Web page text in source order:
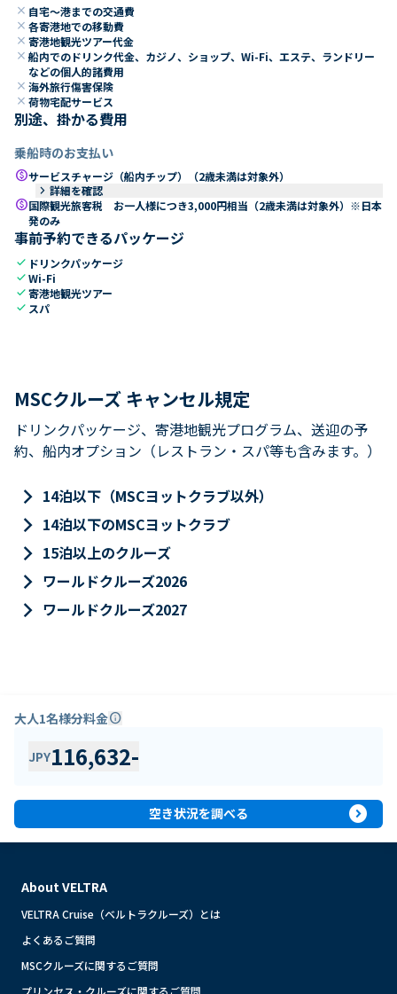
close 自宅～港までの交通費
close 各寄港地での移動費
close 寄港地観光ツアー代金
close 船内でのドリンク代金、カジノ、ショップ、Wi-Fi、エステ、ランドリー
などの個人的諸費用
close 海外旅行傷害保険
close 荷物宅配サービス
別途、掛かる費用
乗船時のお支払い
paidサービスチャージ（船内チップ）（2歳未満は対象外）
keyboard_arrow_right 詳細を確認
paid国際観光旅客税 お一人様につき3,000円相当（2歳未満は対象外）※日本
発のみ
事前予約できるパッケージ
check ドリンクパッケージ
checkWi-Fi
check寄港地観光ツアー
check スパ
MSCクルーズ キャンセル規定
ドリンクパッケージ、寄港地観光プログラム、送迎の予
約、船内オプション（レストラン・スパ等も含みます。）
keyboard_arrow_right 14泊以下（MSCヨットクラブ以外）
keyboard_arrow_right 14泊以下のMSCヨットクラブ
keyboard_arrow_right 15泊以上のクルーズ
keyboard_arrow_right ワールドクルーズ2026
keyboard_arrow_right ワールドクルーズ2027
大人1名様分料金info
JPY116,632-
空き状況を調べる expand_circle_right
About VELTRA
VELTRA Cruise（ベルトラクルーズ）とは
よくあるご質問
MSCクルーズに関するご質問
プリンセス・クルーズに関するご質問